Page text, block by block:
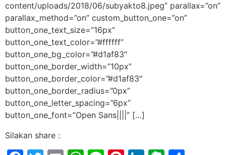
content/uploads/2018/06/subyakto8.jpeg” parallax=”on”
parallax_method=”on” custom_button_one=”on”
button_one_text_size=”16px”
button_one_text_color=”#ffffff”
button_one_bg_color=”#d1af83″
button_one_border_width=”10px”
button_one_border_color=”#d1af83″
button_one_border_radius=”0px”
button_one_letter_spacing=”6px”
button_one_font=”Open Sans||||” […]
Silakan share :